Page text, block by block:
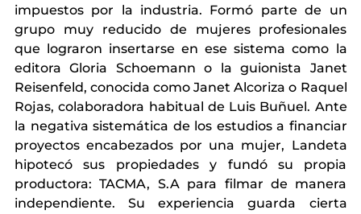
impuestos por la industria. Formó parte de un
grupo muy reducido de mujeres profesionales
que lograron insertarse en ese sistema como la
editora Gloria Schoemann o la guionista Janet
Reisenfeld, conocida como Janet Alcoriza o Raquel
Rojas, colaboradora habitual de Luis Buñuel. Ante
la negativa sistemática de los estudios a financiar
proyectos encabezados por una mujer, Landeta
hipotecó sus propiedades y fundó su propia
productora: TACMA, S.A para filmar de manera
independiente. Su experiencia guarda cierta